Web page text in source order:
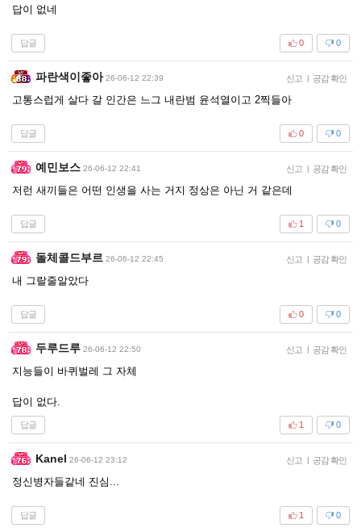
답이 없네
답글 0
0
파란색이좋아 26-06-12 22:39 신고 | 공감 확인
고통스럽게 살다 갈 인간은 느그 내란범 윤석열이고 2찍들아
답글 0
0
예민보스 26-06-12 22:41 신고 | 공감 확인
저런 새끼들은 어떤 인생을 사는 거지 정상은 아닌 거 같은데
답글 0
1
돌체콜드부르 26-06-12 22:45 신고 | 공감 확인
내 그랄줄알았다
답글 0
0
두루드루 26-06-12 22:50 신고 | 공감 확인
지능들이 바퀴벌레 그 자체
답이 없다.
답글 0
1
Kanel 26-06-12 23:12 신고 | 공감 확인
정신병자들같네 진심...
답글 0
1